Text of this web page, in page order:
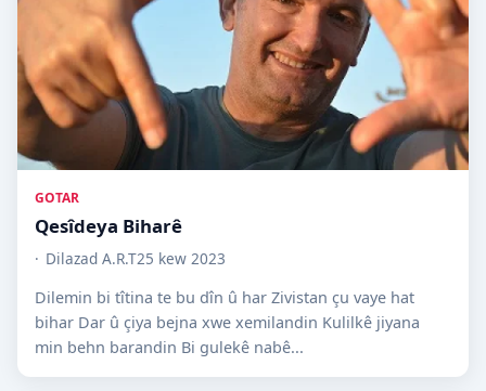
GOTAR
Qesîdeya Biharê
Dilazad A.R.T25 kew 2023
Dilemin bi tîtina te bu dîn û har Zivistan çu vaye hat
bihar Dar û çiya bejna xwe xemilandin Kulilkê jiyana
min behn barandin Bi gulekê nabê...